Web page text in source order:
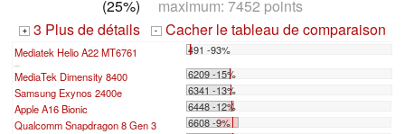
(25%) maximum: 7452 points
+ 3 Plus de détails - Cacher le tableau de comparaison
Mediatek Helio A22 MT6761 491 -93%
...
MediaTek Dimensity 8400
6209 -15%
Samsung Exynos 2400e
6341 -13%
Apple A16 Bionic
6448 -12%
Qualcomm Snapdragon 8 Gen 3
6608 -9%